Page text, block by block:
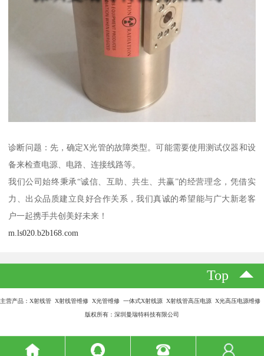
诊断问题：先，确定X光管的故障类型。可能需要使用测试仪器和设
备来检查电源、电路、连接线路等。
我们公司始终秉承“诚信、互助、共生、共赢”的经营理念，凭借实
力、出众品质建立良好合作关系，我们真诚的希望能与广大新老客
户一起携手共创美好未来！
m.ls020.b2b168.com
Top
主营产品：X射线管 X射线管维修 X光管维修 一体式X射线源 X射线管高压电源 X光高压电源维修
版权所有：深圳曼瑞特科技有限公司